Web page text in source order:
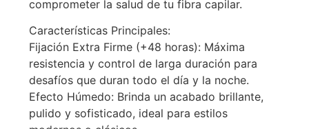
comprometer la salud de tu fibra capilar.
Características Principales:
Fijación Extra Firme (+48 horas): Máxima
resistencia y control de larga duración para
desafíos que duran todo el día y la noche.
Efecto Húmedo: Brinda un acabado brillante,
pulido y sofisticado, ideal para estilos